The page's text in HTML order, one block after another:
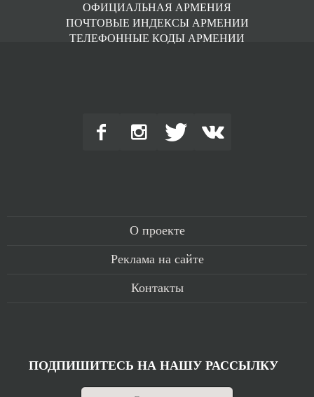
ОФИЦИАЛЬНАЯ АРМЕНИЯ
ПОЧТОВЫЕ ИНДЕКСЫ АРМЕНИИ
ТЕЛЕФОННЫЕ КОДЫ АРМЕНИИ
О проекте
Реклама на сайте
Контакты
ПОДПИШИТЕСЬ НА НАШУ РАССЫЛКУ